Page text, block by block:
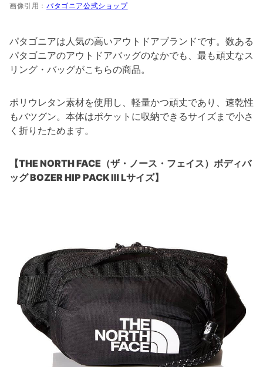
画像引用： パタゴニア公式ショップ
パタゴニアは人気の高いアウトドアブランドです。数ある
パタゴニアのアウトドアバッグのなかでも、最も頑丈なス
リング・バッグがこちらの商品。
ポリウレタン素材を使用し、軽量かつ頑丈であり、速乾性
もバツグン。本体はポケットに収納できるサイズまで小さ
く折りたためます。
【THE NORTH FACE（ザ・ノース・フェイス）ボディバ
ッグ BOZER HIP PACK Ⅲ Lサイズ】